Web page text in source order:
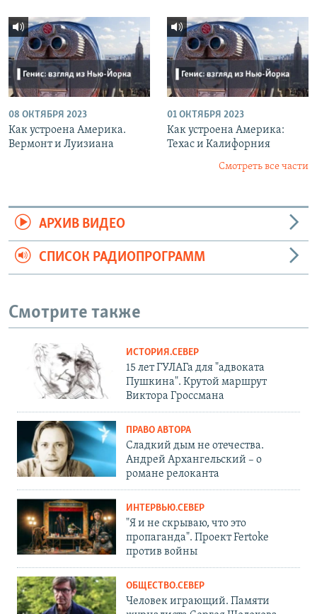
08 ОКТЯБРЯ 2023
Как устроена Америка.
Вермонт и Луизиана
01 ОКТЯБРЯ 2023
Как устроена Америка:
Техас и Калифорния
Смотреть все части
АРХИВ ВИДЕО
СПИСОК РАДИОПРОГРАММ
Смотрите также
ИСТОРИЯ.СЕВЕР
15 лет ГУЛАГа для "адвоката
Пушкина". Крутой маршрут
Виктора Гроссмана
ПРАВО АВТОРА
Сладкий дым не отечества.
Андрей Архангельский – о
романе релоканта
ИНТЕРВЬЮ.СЕВЕР
"Я и не скрываю, что это
пропаганда". Проект Fertoke
против войны
ОБЩЕСТВО.СЕВЕР
Человек играющий. Памяти